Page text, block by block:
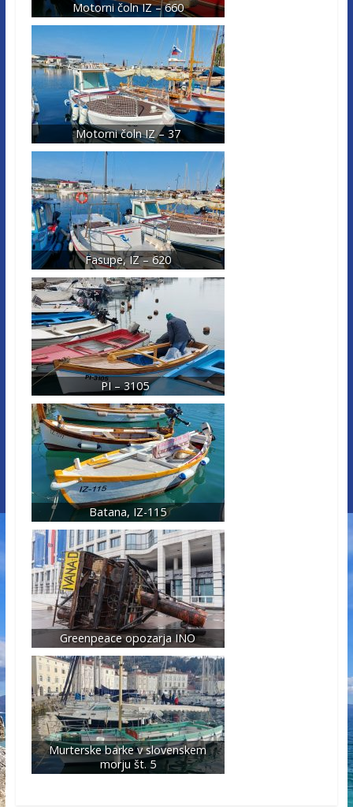
Motorni čoln IZ – 660
Motorni čoln IZ – 37
Fasupe, IZ – 620
PI – 3105
Batana, IZ-115
Greenpeace opozarja INO
Murterske barke v slovenskem
morju št. 5